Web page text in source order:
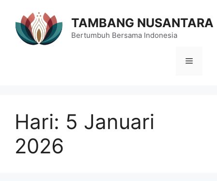
TAMBANG NUSANTARA
Bertumbuh Bersama Indonesia
Menu
Hari: 5 Januari
2026